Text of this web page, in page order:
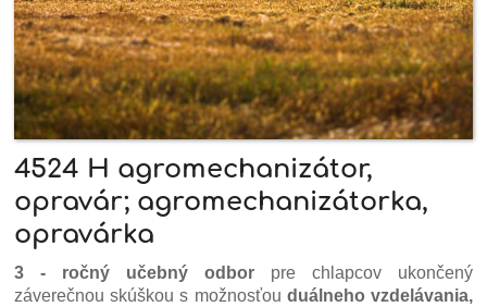
4524 H agromechanizátor,
opravár; agromechanizátorka,
opravárka
3 - ročný učebný odborpre chlapcov ukončený
záverečnou skúškou s možnosťou duálneho vzdelávania,